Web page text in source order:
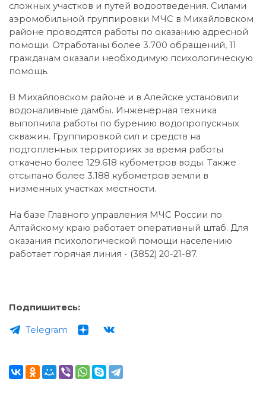
сложных участков и путей водоотведения. Силами
аэромобильной группировки МЧС в Михайловском
районе проводятся работы по оказанию адресной
помощи. Отработаны более 3.700 обращений, 11
гражданам оказали необходимую психологическую
помощь.
В Михайловском районе и в Алейске установили
водоналивные дамбы. Инженерная техника
выполнила работы по бурению водопропускных
скважин. Группировкой сил и средств на
подтопленных территориях за время работы
откачено более 129.618 кубометров воды. Также
отсыпано более 3.188 кубометров земли в
низменных участках местности.
На базе Главного управления МЧС России по
Алтайскому краю работает оперативный штаб. Для
оказания психологической помощи населению
работает горячая линия - (3852) 20-21-87.
Подпишитесь:
Telegram